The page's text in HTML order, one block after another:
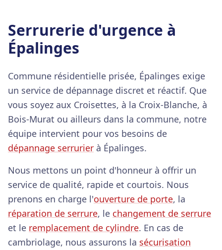
Serrurerie d'urgence à
Épalinges
Commune résidentielle prisée, Épalinges exige
un service de dépannage discret et réactif. Que
vous soyez aux Croisettes, à la Croix-Blanche, à
Bois-Murat ou ailleurs dans la commune, notre
équipe intervient pour vos besoins de
dépannage serrurier à Épalinges.
Nous mettons un point d'honneur à offrir un
service de qualité, rapide et courtois. Nous
prenons en charge l'ouverture de porte, la
réparation de serrure, le changement de serrure
et le remplacement de cylindre. En cas de
cambriolage, nous assurons la sécurisation